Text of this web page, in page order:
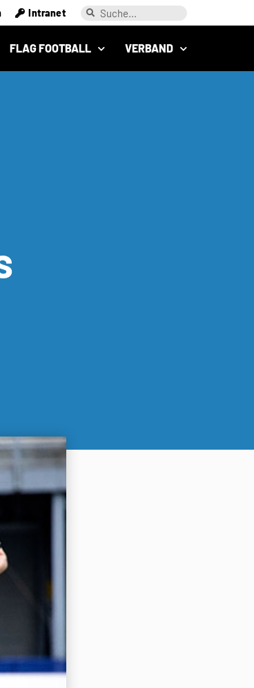
Intranet
FLAG FOOTBALL VERBAND